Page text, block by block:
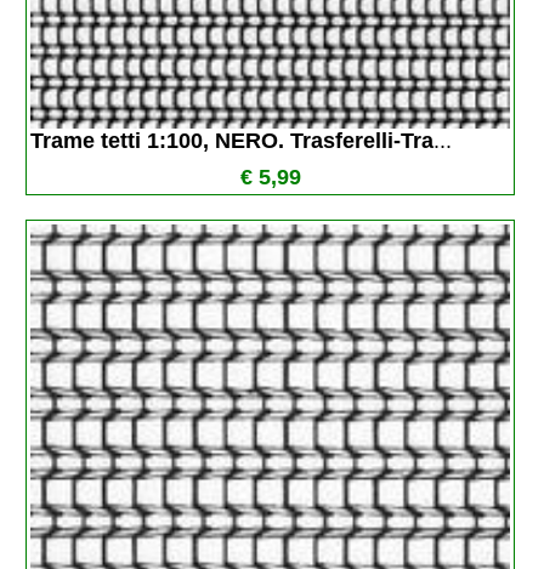
Trame tetti 1:100, NERO. Trasferelli-Tra...
€ 5,99